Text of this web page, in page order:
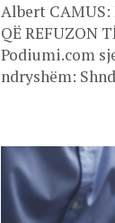
Albert CAMUS:
QË REFUZON
Podiumi.com
ndryshëm: